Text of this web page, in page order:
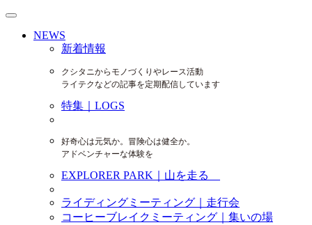
NEWS
新着情報
クシタニからモノづくりやレース活動
ライテクなどの記事を定期配信しています
特集｜LOGS
好奇心は元気か。冒険心は健全か。
アドベンチャーな体験を
EXPLORER PARK｜山を走る
ライディングミーティング｜走行会
コーヒーブレイクミーティング｜集いの場